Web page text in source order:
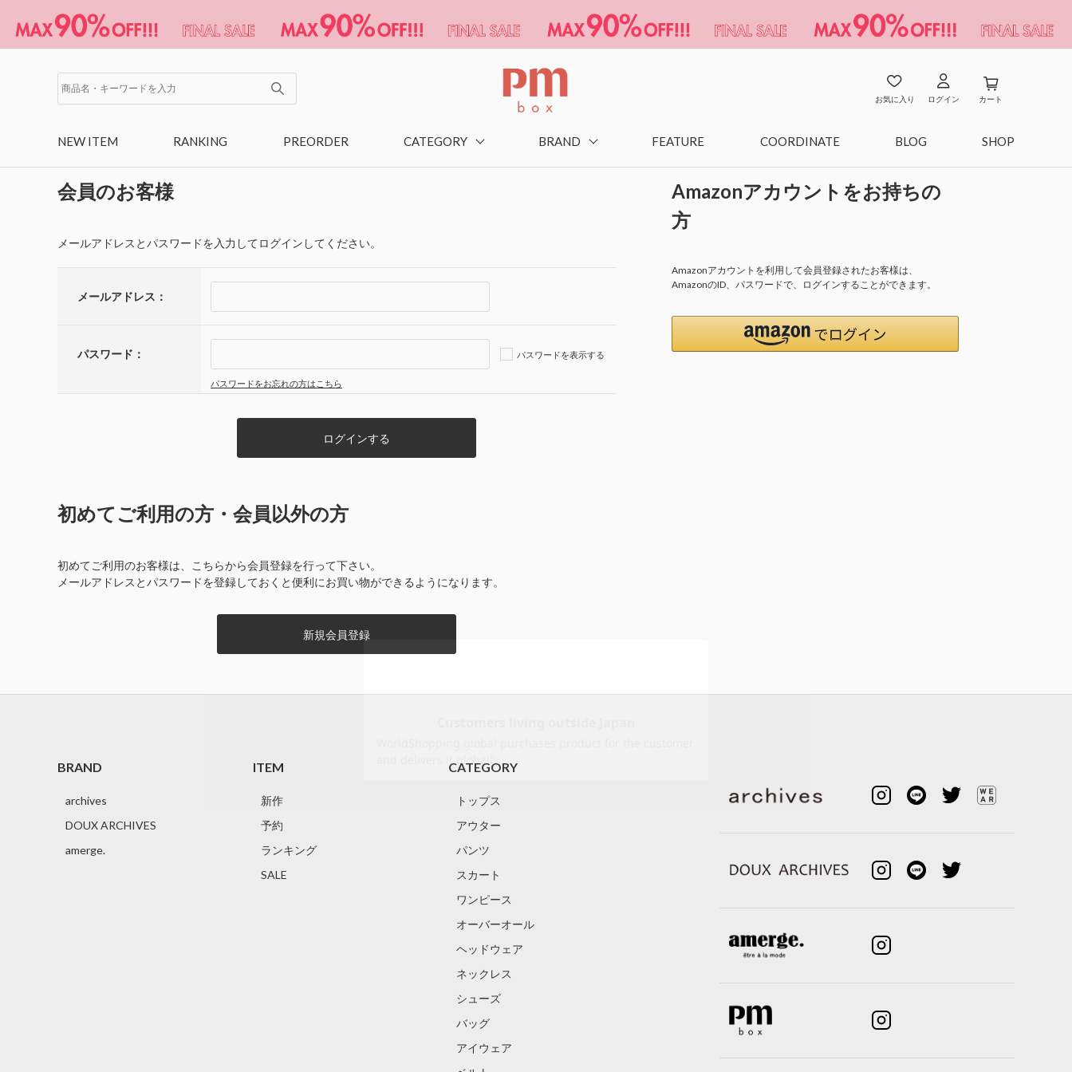
お気に入り ログイン カート
NEW ITEM RANKING PREORDER CATEGORY BRAND FEATURE COORDINATE BLOG SHOP
会員のお客様
メールアドレスとパスワードを入力してログインしてください。
メールアドレス：
パスワード： パスワードを表示する
パスワードをお忘れの方はこちら
Amazonアカウントをお持ちの
方
Amazonアカウントを利用して会員登録されたお客様は、
AmazonのID、パスワードで、ログインすることができます。
初めてご利用の方・会員以外の方
初めてご利用のお客様は、こちらから会員登録を行って下さい。
メールアドレスとパスワードを登録しておくと便利にお買い物ができるようになります。
BRAND
archives
DOUX ARCHIVES
amerge.
ITEM
新作
予約
ランキング
SALE
CATEGORY
トップス
アウター
パンツ
スカート
ワンピース
オーバーオール
ヘッドウェア
ネックレス
シューズ
バッグ
アイウェア